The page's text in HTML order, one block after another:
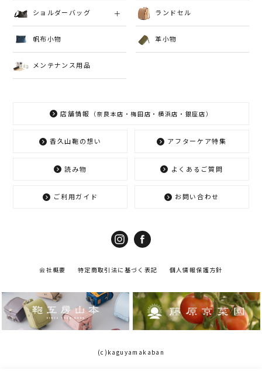
ショルダーバッグ ランドセル
帆布小物
メンテナンス用品
革小物
店舗情報 （奈良本店・梅田店・横浜店・銀座店）
香久山鞄の想い アフターケア特集
読み物 よくあるご質問
ご利用ガイド お問い合わせ
会社概要 特定商取引法に基づく表記 個人情報保護方針
(c)kaguyamakaban